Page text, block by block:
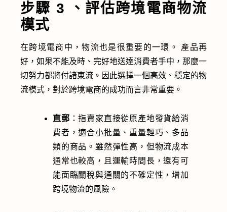
步驟 3 、評估跨境電商物流
模式
在跨境電商中，物流也是很重要的一環。 產品再
好，如果不能及時、完好地送達消費者手中，那麼一
切努力都將付諸東流。因此選擇一個高效、穩定的物
流模式，對於跨境電商的成功而言非常重要。
直郵 ：指賣家直接從原產地發貨給消
費者，適合小批量、重量輕巧、多品
類的商品。雖然彈性高，但物流成本
通常也較高，且運輸時間長，還有可
能面臨關稅與通關的不確定性，增加
跨境物流的風險。